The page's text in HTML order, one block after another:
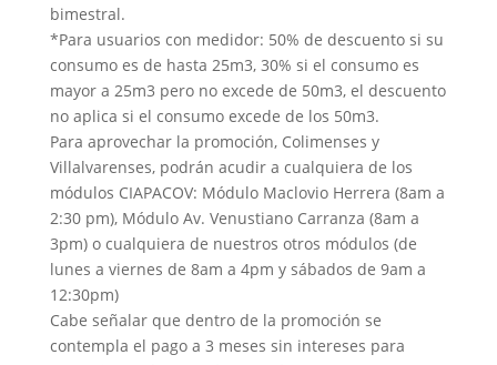
bimestral.
*Para usuarios con medidor: 50% de descuento si su
consumo es de hasta 25m3, 30% si el consumo es
mayor a 25m3 pero no excede de 50m3, el descuento
no aplica si el consumo excede de los 50m3.
Para aprovechar la promoción, Colimenses y
Villalvarenses, podrán acudir a cualquiera de los
módulos CIAPACOV: Módulo Maclovio Herrera (8am a
2:30 pm), Módulo Av. Venustiano Carranza (8am a
3pm) o cualquiera de nuestros otros módulos (de
lunes a viernes de 8am a 4pm y sábados de 9am a
12:30pm)
Cabe señalar que dentro de la promoción se
contempla el pago a 3 meses sin intereses para